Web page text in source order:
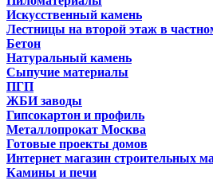
Искусственный камень
Лестницы на второй этаж в
Бетон
Натуральный камень
Сыпучие материалы
ПГП
ЖБИ заводы
Гипсокартон и профиль
Металлопрокат Москва
Готовые проекты домов
Интернет магазин строительных
Камины и печи